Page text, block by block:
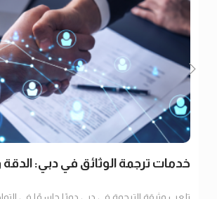
خدمات ترجمة الوثائق في دبي: الدقة